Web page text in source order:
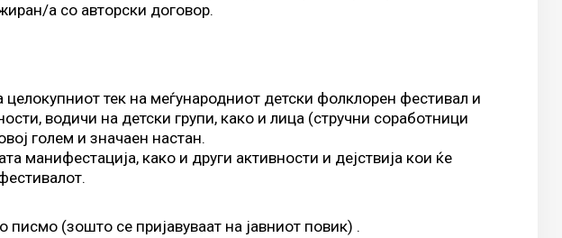
а со авторски договор.
тек на меѓународниот детски фолклорен фестивал и
водичи на детски групи, како и лица (стручни соработници
голем и значаен настан.
манифестација, како и други активности и дејствија кои ќе
(зошто се пријавуваат на јавниот повик) .